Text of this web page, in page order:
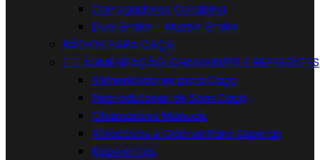
Carregadores Carabina
Dual Brake - Muzzle Brake
RÁDIOS PARA CAÇA
  ALIMENTAÇÃO, CHAMARIZES E REPELENTES
Alimentadores para Caça
Reprodutores de Som Caça
Chamarizes Manuais
Atractivos e Odores Para Esperas
Repelentes